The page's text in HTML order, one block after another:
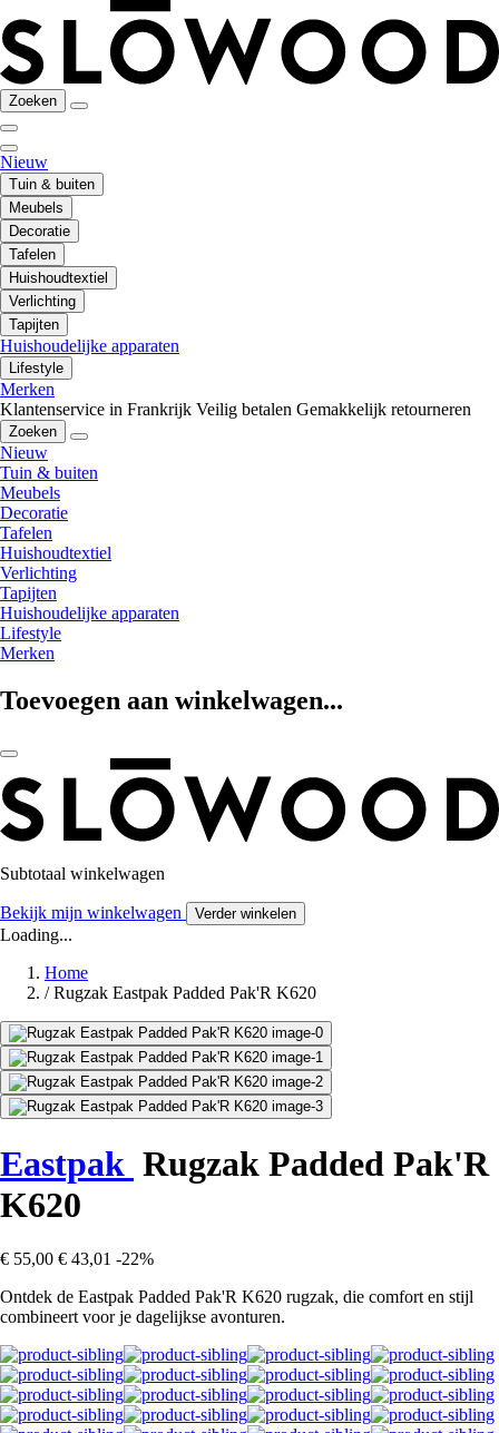
Zoeken
Nieuw
Tuin & buiten
Meubels
Decoratie
Tafelen
Huishoudtextiel
Verlichting
Tapijten
Huishoudelijke apparaten
Lifestyle
Merken
Klantenservice in Frankrijk Veilig betalen Gemakkelijk retourneren
Zoeken
Nieuw
Tuin & buiten
Meubels
Decoratie
Tafelen
Huishoudtextiel
Verlichting
Tapijten
Huishoudelijke apparaten
Lifestyle
Merken
Toevoegen aan winkelwagen...
Subtotaal winkelwagen
Bekijk mijn winkelwagen Verder winkelen
Loading...
Home
/ Rugzak Eastpak Padded Pak'R K620
Eastpak Rugzak Padded Pak'R
K620
€ 55,00 € 43,01 -22%
Ontdek de Eastpak Padded Pak'R K620 rugzak, die comfort en stijl
combineert voor je dagelijkse avonturen.